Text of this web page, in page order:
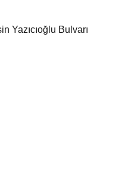
Yazıcıoğlu Bulvarı